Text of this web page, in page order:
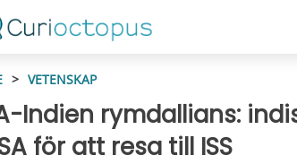
> VETENSKAP
Indien rymdallians:
för att resa till ISS